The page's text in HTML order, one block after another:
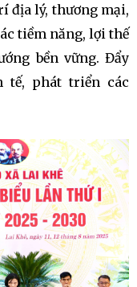
địa lý, thương mại,
tiềm năng, lợi thế
bền vững. Đẩy
tế, phát triển các